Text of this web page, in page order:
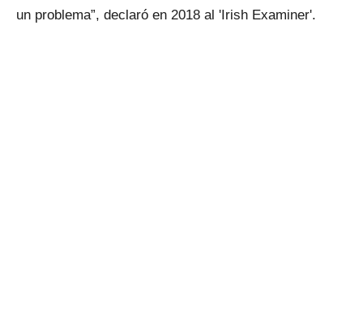
un problema”, declaró en 2018 al 'Irish Examiner'.